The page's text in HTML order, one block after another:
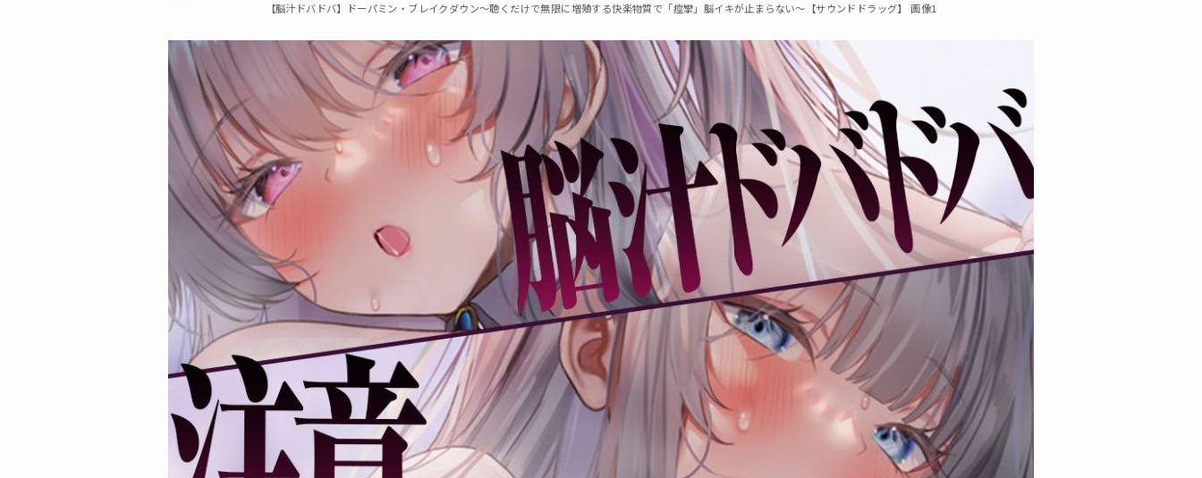
【脳汁ドバドバ】ドーパミン・ブレイクダウン〜聴くだけで無限に増殖する快楽物質で「痙攣」脳イキが止まらない〜【サウンドドラッグ】 画像1